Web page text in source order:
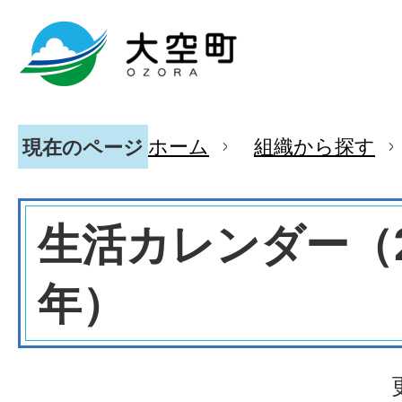
現在のページ ホーム 組織から探す
生活カレンダー
年）